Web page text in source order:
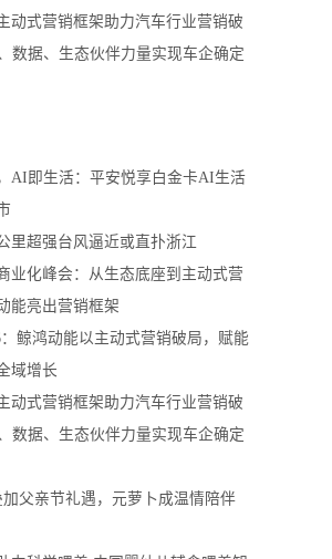
动式营销框架助力汽车行业营销破
数据、生态伙伴力量实现车企确定
AI即生活：平安悦享白金卡AI生活
里超强台风逼近或直扑浙江
业化峰会：从生态底座到主动式营
能亮出营销框架
：鲸鸿动能以主动式营销破局，赋能
域增长
动式营销框架助力汽车行业营销破
数据、生态伙伴力量实现车企确定
加父亲节礼遇，元萝卜成温情陪伴